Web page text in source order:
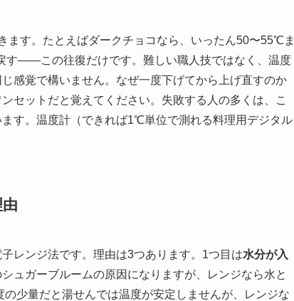
ます。たとえばダークチョコなら、いったん50〜55℃ま
——この往復だけです。難しい職人技ではなく、温度
感覚で構いません。なぜ一度下げてから上げ直すのか
セットだと覚えてください。失敗する人の多くは、こ
す。温度計（できれば1℃単位で測れる料理用デジタル
レンジ法です。理由は3つあります。1つ目は水分が入
ュガーブルームの原因になりますが、レンジなら水と
の少量だと湯せんでは温度が安定しませんが、レンジな